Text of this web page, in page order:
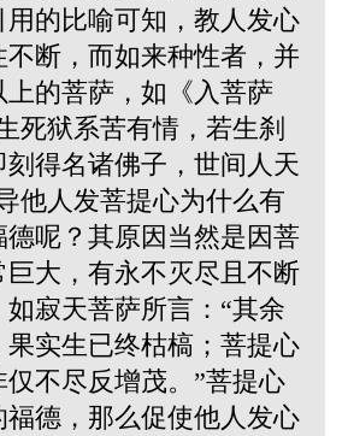
的比喻可知，教人发心
断，而如来种性者，并
的菩萨，如《入菩萨
死狱系苦有情，若生刹
刻得名诸佛子，世间人天
他人发菩提心为什么有
呢？其原因当然是因菩
大，有永不灭尽且不断
寂天菩萨所言：“其余
实生已终枯槁；菩提心
不尽反增茂。”菩提心
德，那么促使他人发心